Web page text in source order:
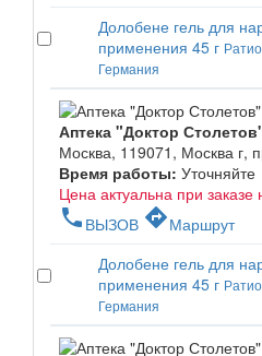
Долобене гель для
применения 45 г
Германия
Аптека "Доктор
Москва, 119071, Москва г,
Время работы: Уточняйте
Цена актуальна при заказе
phone ВЫЗОВ directionsМаршрут
Долобене гель для
применения 45 г
Германия